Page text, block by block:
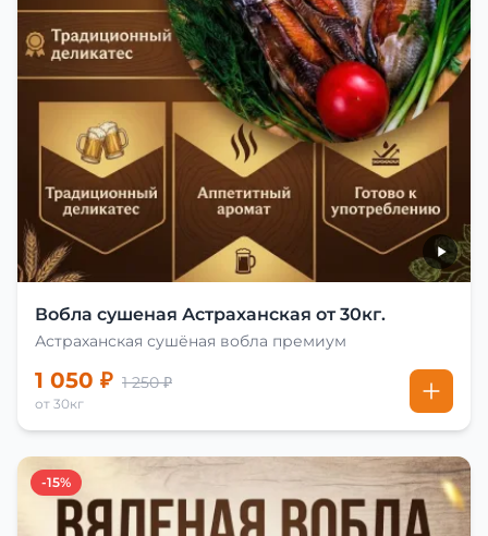
Вобла сушеная Астраханская от 30кг.
Астраханская сушёная вобла премиум
1 050 ₽ 1 250 ₽
от 30кг
-15%